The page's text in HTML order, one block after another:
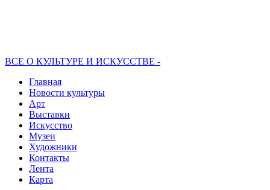
ВСЕ О КУЛЬТУРЕ И ИСКУССТВЕ -
Главная
Новости культуры
Арт
Выставки
Искусство
Музеи
Художники
Контакты
Лента
Карта